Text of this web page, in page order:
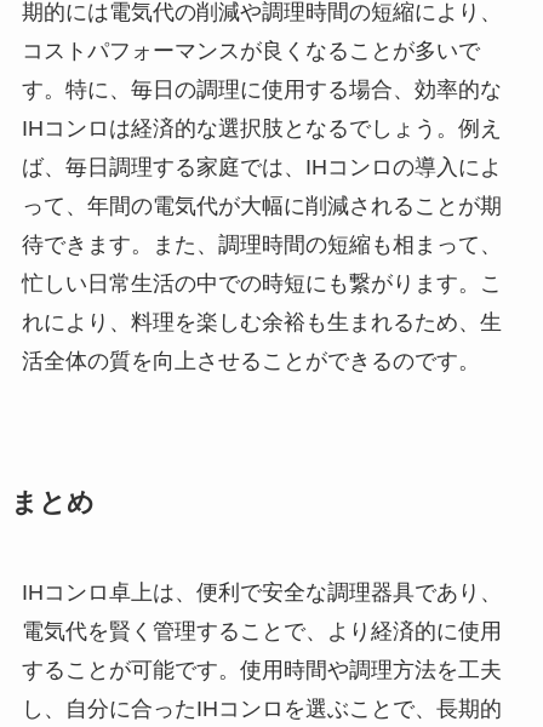
期的には電気代の削減や調理時間の短縮により、
コストパフォーマンスが良くなることが多いで
す。特に、毎日の調理に使用する場合、効率的な
IHコンロは経済的な選択肢となるでしょう。例え
ば、毎日調理する家庭では、IHコンロの導入によ
って、年間の電気代が大幅に削減されることが期
待できます。また、調理時間の短縮も相まって、
忙しい日常生活の中での時短にも繋がります。こ
れにより、料理を楽しむ余裕も生まれるため、生
活全体の質を向上させることができるのです。
まとめ
IHコンロ卓上は、便利で安全な調理器具であり、
電気代を賢く管理することで、より経済的に使用
することが可能です。使用時間や調理方法を工夫
し、自分に合ったIHコンロを選ぶことで、長期的